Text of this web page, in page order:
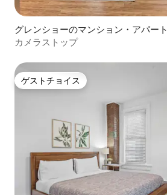
グレンショーのマンション・アパート
カメラストップ
ゲストチョイス
ゲストチョイス